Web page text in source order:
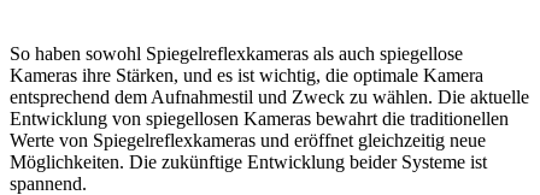
So haben sowohl Spiegelreflexkameras als auch spiegellose
Kameras ihre Stärken, und es ist wichtig, die optimale Kamera
entsprechend dem Aufnahmestil und Zweck zu wählen. Die aktuelle
Entwicklung von spiegellosen Kameras bewahrt die traditionellen
Werte von Spiegelreflexkameras und eröffnet gleichzeitig neue
Möglichkeiten. Die zukünftige Entwicklung beider Systeme ist
spannend.